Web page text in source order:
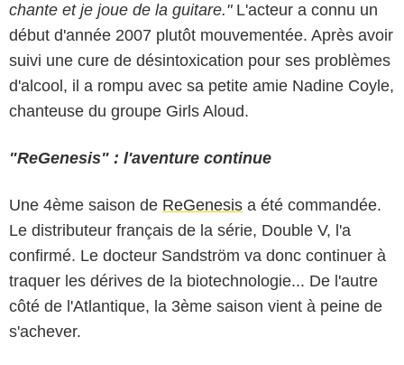
chante et je joue de la guitare."L'acteur a connu un
début d'année 2007 plutôt mouvementée. Après avoir
suivi une cure de désintoxication pour ses problèmes
d'alcool, il a rompu avec sa petite amie Nadine Coyle,
chanteuse du groupe Girls Aloud.
"ReGenesis" : l'aventure continue
Une 4ème saison de ReGenesis a été commandée.
Le distributeur français de la série, Double V, l'a
confirmé. Le docteur Sandström va donc continuer à
traquer les dérives de la biotechnologie... De l'autre
côté de l'Atlantique, la 3ème saison vient à peine de
s'achever.